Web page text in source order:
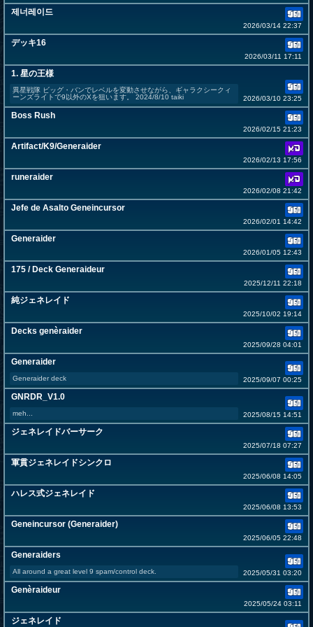
제너레이드
2026/03/14 22:37
デッキ16
2026/03/11 17:11
1. 星の王様
異星戦隊 ビッグ・バンでレベルを変動させながら、ギャラクシークィ
ーンズライトで9以外のXを狙います。 2024/8/10 taiki
2026/03/10 23:25
Boss Rush
2026/02/15 21:23
Artifact/K9/Generaider
2026/02/13 17:56
runeraider
2026/02/08 21:42
Jefe de Asalto Geneincursor
2026/02/01 14:42
Generaider
2026/01/05 12:43
175 / Deck Generaideur
2025/12/11 22:18
純ジェネレイド
2025/10/02 19:14
Decks genèraider
2025/09/28 04:01
Generaider
Generaider deck 2025/09/07 00:25
GNRDR_V1.0
meh... 2025/08/15 14:51
ジェネレイドバーサーク
2025/07/18 07:27
軍貫ジェネレイドシンクロ
2025/06/08 14:05
ハレス式ジェネレイド
2025/06/08 13:53
Geneincursor (Generaider)
2025/06/05 22:48
Generaiders
All around a great level 9 spam/control deck. 2025/05/31 03:20
Genèraideur
2025/05/24 03:11
ジェネレイド